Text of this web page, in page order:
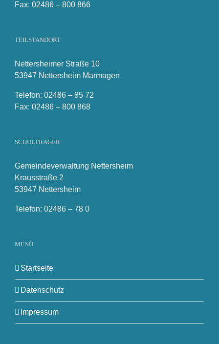
Fax: 02486 – 800 866
TEILSTANDORT
Nettersheimer Straße 10
53947 Nettersheim Marmagen
Telefon: 02486 – 85 72
Fax: 02486 – 800 868
SCHULTRÄGER
Gemeindeverwaltung Nettersheim
Krausstraße 2
53947 Nettersheim
Telefon: 02486 – 78 0
MENÜ
Startseite
Datenschutz
Impressum